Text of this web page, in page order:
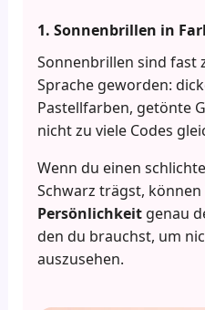
1. Sonnenbrillen in
Sonnenbrillen sind fast
Sprache geworden:
Pastellfarben, getönte
nicht zu viele Codes
Wenn du einen
Schwarz trägst, können
Persönlichkeit genau
den du brauchst, um
auszusehen.